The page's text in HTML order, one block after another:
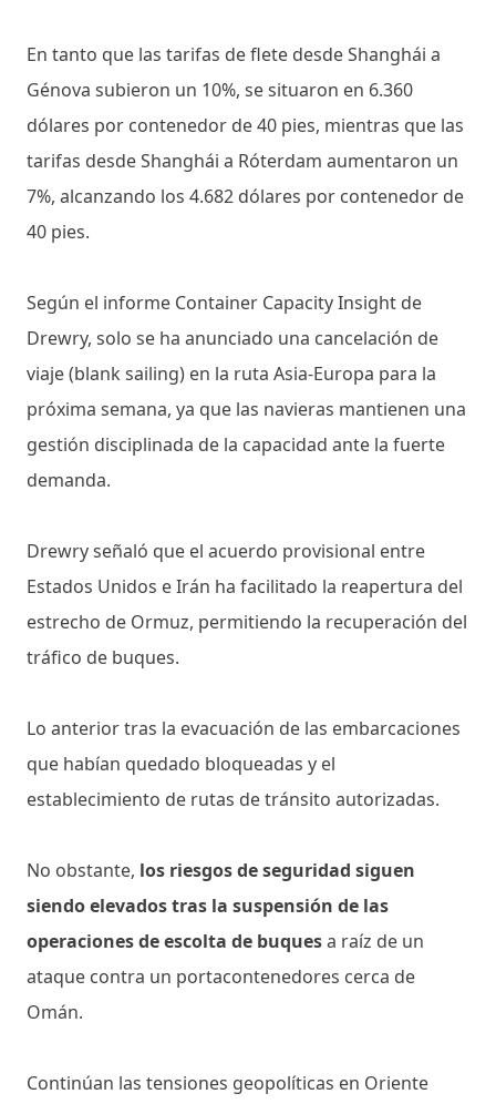
En tanto que las tarifas de flete desde Shanghái a
Génova subieron un 10%, se situaron en 6.360
dólares por contenedor de 40 pies, mientras que las
tarifas desde Shanghái a Róterdam aumentaron un
7%, alcanzando los 4.682 dólares por contenedor de
40 pies.
Según el informe Container Capacity Insight de
Drewry, solo se ha anunciado una cancelación de
viaje (blank sailing) en la ruta Asia-Europa para la
próxima semana, ya que las navieras mantienen una
gestión disciplinada de la capacidad ante la fuerte
demanda.
Drewry señaló que el acuerdo provisional entre
Estados Unidos e Irán ha facilitado la reapertura del
estrecho de Ormuz, permitiendo la recuperación del
tráfico de buques.
Lo anterior tras la evacuación de las embarcaciones
que habían quedado bloqueadas y el
establecimiento de rutas de tránsito autorizadas.
No obstante, los riesgos de seguridad siguen
siendo elevados tras la suspensión de las
operaciones de escolta de buquesa raíz de un
ataque contra un portacontenedores cerca de
Omán.
Continúan las tensiones geopolíticas en Oriente